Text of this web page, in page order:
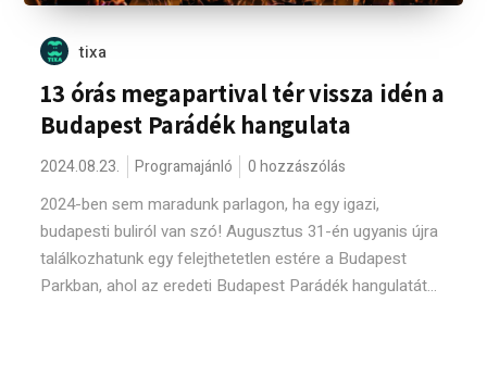
tixa
13 órás megapartival tér vissza idén a
Budapest Parádék hangulata
2024.08.23. Programajánló 0 hozzászólás
2024-ben sem maradunk parlagon, ha egy igazi,
budapesti buliról van szó! Augusztus 31-én ugyanis újra
találkozhatunk egy felejthetetlen estére a Budapest
Parkban, ahol az eredeti Budapest Parádék hangulatát...